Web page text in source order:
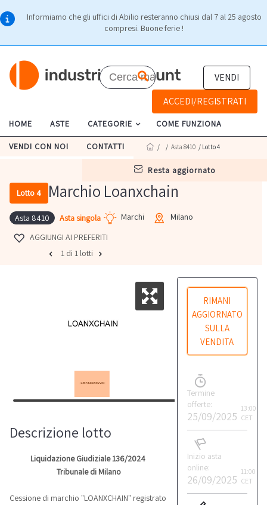
Informiamo che gli uffici di Abilio resteranno chiusi dal 7 al 25 agosto
compresi. Buone ferie !
VENDI
ACCEDI/REGISTRATI
HOME ASTE CATEGORIE COME FUNZIONA
VENDI CON NOI CONTATTI
resta aggiornato
/ / Asta 8410 / Lotto 4
Lotto 4 Marchio Loanxchain
Asta 8410 Asta singola Marchi
Milano
AGGIUNGI AI PREFERITI
1 di 1 lotti
RIMANI
AGGIORNATO
SULLA
VENDITA
Termine
offerte:
25/09/2025
13:00
CET
Inizio asta
online:
26/09/2025
11:00
CET
Descrizione lotto
Liquidazione Giudiziale 136/2024
Tribunale di Milano
Cessione di marchio "LOANXCHAIN" registrato